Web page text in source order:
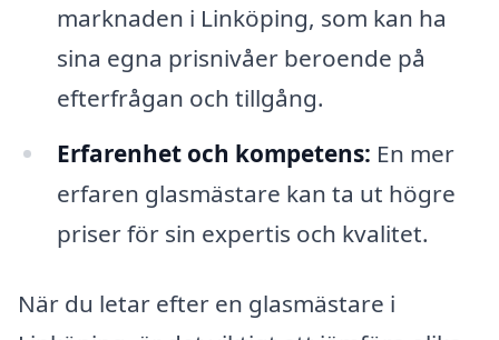
marknaden i Linköping, som kan ha
sina egna prisnivåer beroende på
efterfrågan och tillgång.
Erfarenhet och kompetens: En mer
erfaren glasmästare kan ta ut högre
priser för sin expertis och kvalitet.
När du letar efter en glasmästare i